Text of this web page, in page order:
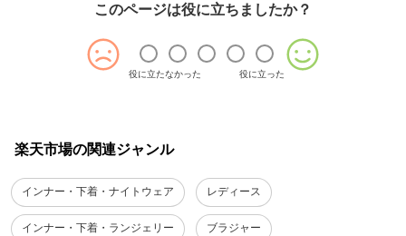
このページは役に立ちましたか？
役に立たなかった 役に立った
楽天市場の関連ジャンル
インナー・下着・ナイトウェア レディース
インナー・下着・ランジェリー ブラジャー